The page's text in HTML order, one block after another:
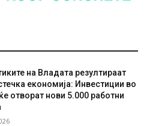
на Владата резултираат
економија: Инвестиции во
отворат нови 5.000 работни